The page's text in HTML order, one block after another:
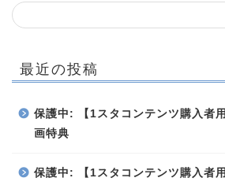
最近の投稿
保護中: 【1スタコンテンツ購入者
画特典
保護中: 【1スタコンテンツ購入者